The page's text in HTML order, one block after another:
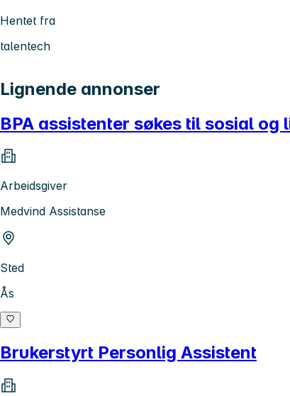
Hentet fra
talentech
Lignende annonser
BPA assistenter søkes til sosial
Arbeidsgiver
Medvind Assistanse
Sted
Ås
Brukerstyrt Personlig Assistent